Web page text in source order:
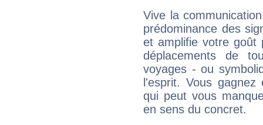
Vive la
prédominance des
et amplifie votre goût
déplacements de
voyages - ou
l'esprit. Vous
qui peut vous
en sens du concret.